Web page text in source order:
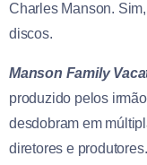
Charles Manson.
discos.
Manson Family
produzido pelos
desdobram em
diretores e